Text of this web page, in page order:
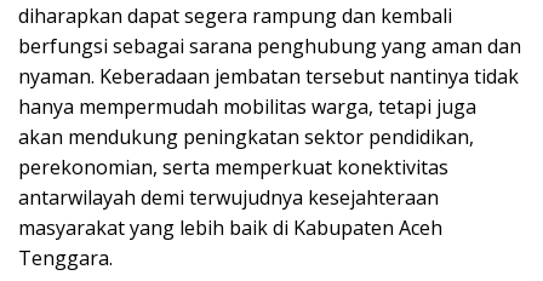
diharapkan dapat segera rampung dan kembali
berfungsi sebagai sarana penghubung yang aman dan
nyaman. Keberadaan jembatan tersebut nantinya tidak
hanya mempermudah mobilitas warga, tetapi juga
akan mendukung peningkatan sektor pendidikan,
perekonomian, serta memperkuat konektivitas
antarwilayah demi terwujudnya kesejahteraan
masyarakat yang lebih baik di Kabupaten Aceh
Tenggara.